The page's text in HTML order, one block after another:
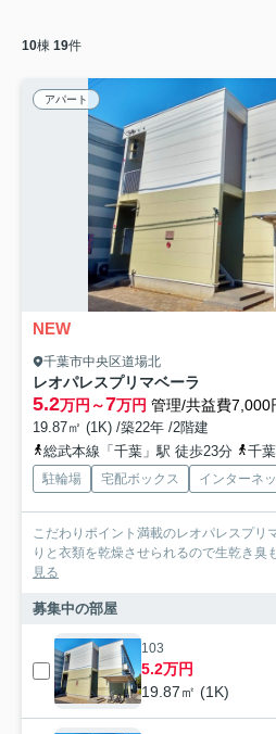
10棟 19件
アパート
NEW
千葉市中央区道場北
レオパレスプリマベーラ
5.2万円～7万円 管理/共益費7,000
19.87㎡ (1K) /築22年 /2階建
総武本線「千葉」駅 徒歩23分
千葉
駐輪場 宅配ボックス インターネ
こだわりポイント満載のレオパレスプリ
りと衣類を乾燥させられるので生乾き臭
見る
募集中の部屋
103
5.2万円
19.87㎡ (1K)